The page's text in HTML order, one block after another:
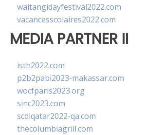
waitangidayfestival2022.com
vacancesscolaires2022.com
MEDIA PARTNER II
isth2022.com
p2b2pabi2023-makassar.com
wocfparis2023.org
sinc2023.com
scdlqatar2022-qa.com
thecolumbiagrill.com